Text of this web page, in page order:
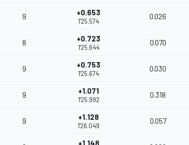
9 +0.653
1'25.574
0.026
8 +0.723
1'25.644
0.070
9 +0.753
1'25.674
0.030
9 +1.071
1'25.992
0.318
9 +1.128
1'26.049
0.057
+1.148